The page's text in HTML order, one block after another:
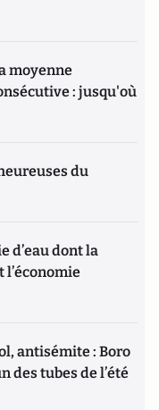
moyenne
: jusqu'où
du
d’eau dont la
antisémite : Boro
des tubes de l’été